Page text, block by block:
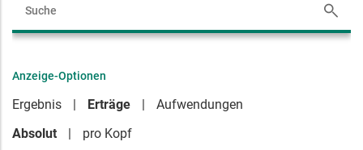
Anzeige-Optionen
Ergebnis Erträge
Aufwendungen
Absolut
pro Kopf